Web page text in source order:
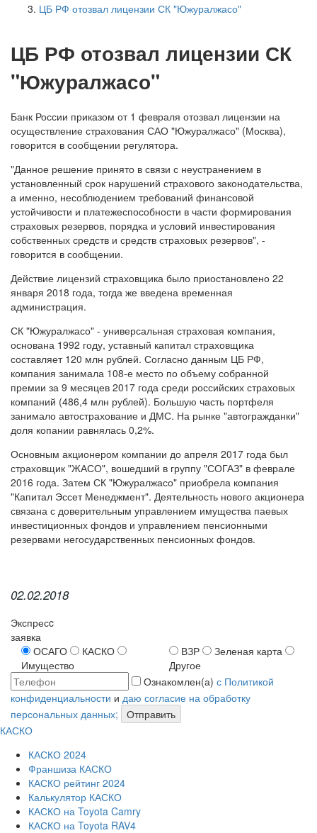
ЦБ РФ отозвал лицензии СК "Южуралжасо"
ЦБ РФ отозвал лицензии СК
"Южуралжасо"
Банк России приказом от 1 февраля отозвал лицензии на
осуществление страхования САО "Южуралжасо" (Москва),
говорится в сообщении регулятора.
"Данное решение принято в связи с неустранением в
установленный срок нарушений страхового законодательства,
а именно, несоблюдением требований финансовой
устойчивости и платежеспособности в части формирования
страховых резервов, порядка и условий инвестирования
собственных средств и средств страховых резервов", -
говорится в сообщении.
Действие лицензий страховщика было приостановлено 22
января 2018 года, тогда же введена временная
администрация.
СК "Южуралжасо" - универсальная страховая компания,
основана 1992 году, уставный капитал страховщика
составляет 120 млн рублей. Согласно данным ЦБ РФ,
компания занимала 108-е место по объему собранной
премии за 9 месяцев 2017 года среди российских страховых
компаний (486,4 млн рублей). Большую часть портфеля
занимало автострахование и ДМС. На рынке "автогражданки"
доля копании равнялась 0,2%.
Основным акционером компании до апреля 2017 года был
страховщик "ЖАСО", вошедший в группу "СОГАЗ" в феврале
2016 года. Затем СК "Южуралжасо" приобрела компания
"Капитал Эссет Менеджмент". Деятельность нового акционера
связана с доверительным управлением имущества паевых
инвестиционных фондов и управлением пенсионными
резервами негосударственных пенсионных фондов.
02.02.2018
Экспресc
заявка
ОСАГО
КАСКО
Имущество
ВЗР
Зеленая карта
Другое
Ознакомлен(а) с Политикой
конфиденциальности и даю согласие на обработку
персональных данных;
Отправить
КАСКО
КАСКО 2024
Франшиза КАСКО
КАСКО рейтинг 2024
Калькулятор КАСКО
КАСКО на Toyota Camry
КАСКО на Toyota RAV4